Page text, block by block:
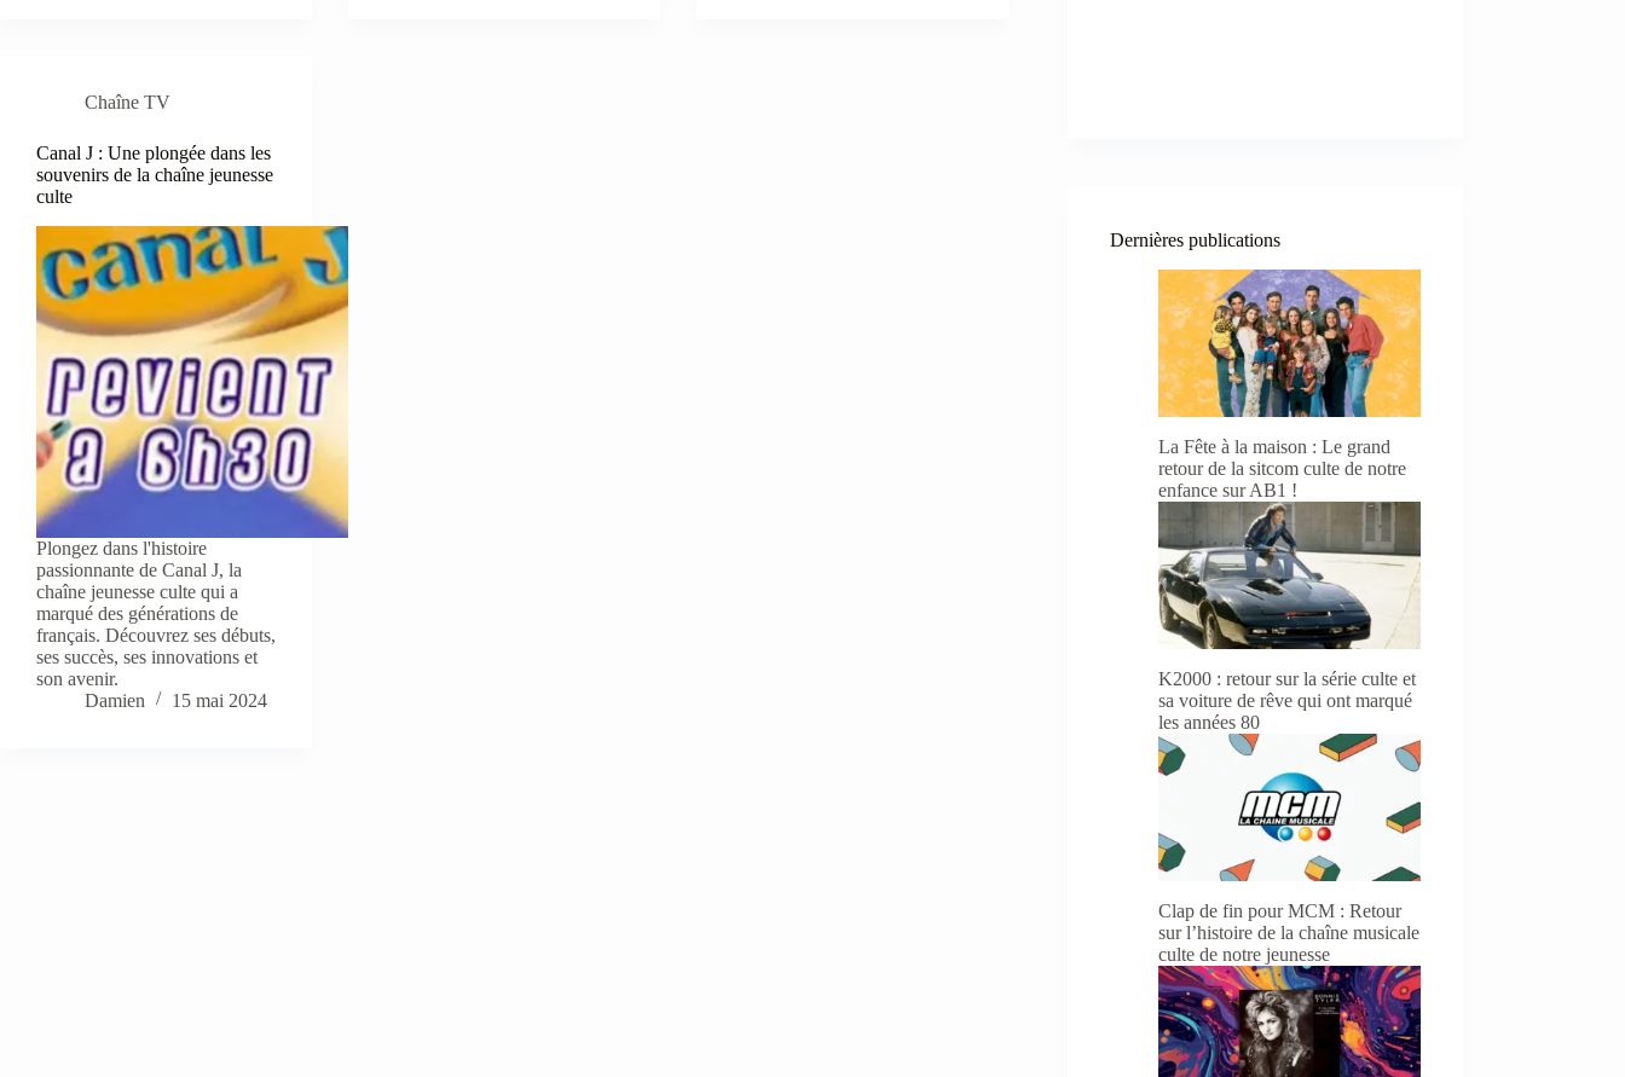
Chaîne TV
Canal J : Une plongée dans les
souvenirs de la chaîne jeunesse
culte
Plongez dans l'histoire
passionnante de Canal J, la
chaîne jeunesse culte qui a
marqué des générations de
français. Découvrez ses débuts,
ses succès, ses innovations et
son avenir.
Damien
15 mai 2024
Dernières publications
La Fête à la maison : Le grand
retour de la sitcom culte de notre
enfance sur AB1 !
K2000 : retour sur la série culte et
sa voiture de rêve qui ont marqué
les années 80
Clap de fin pour MCM : Retour
sur l’histoire de la chaîne musicale
culte de notre jeunesse